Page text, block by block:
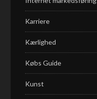
Karriere
Kærlighed
Købs Guide
Kunst